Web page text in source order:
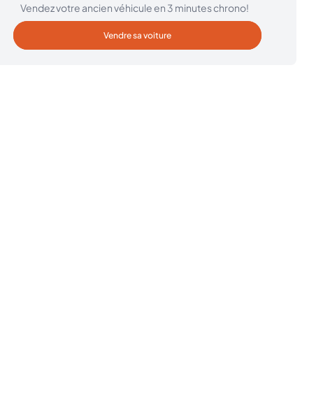
Vendez votre ancien véhicule en 3 minutes chrono!
Vendre sa voiture